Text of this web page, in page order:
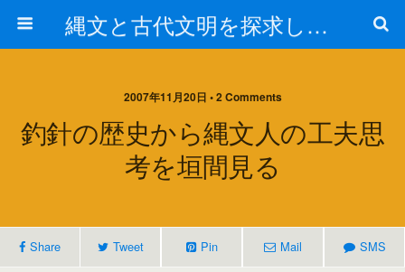
縄文と古代文明を探求しよう！
2007年11月20日 • 2 Comments
釣針の歴史から縄文人の工夫思
考を垣間見る
Share Tweet Pin Mail SMS